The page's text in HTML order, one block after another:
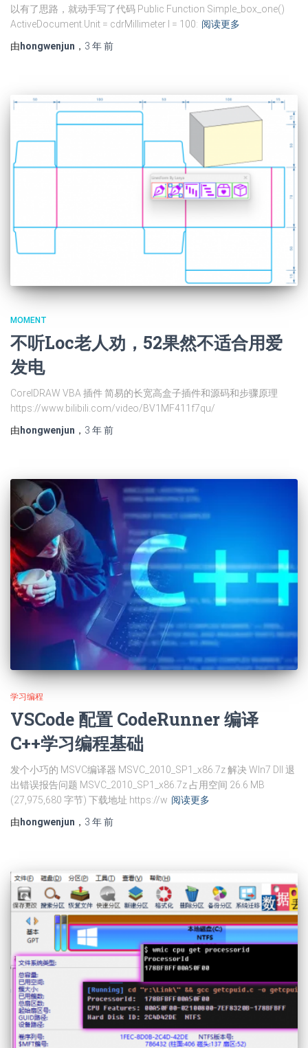
以有了思路，就动手写了代码 Public Function Simple_box_one()
ActiveDocument.Unit = cdrMillimeter l = 100: 阅读更多
由 hongwenjun ， 3 年前
MOMENT
不听Loc老人劝，52果然不适合用爱
发电
CorelDRAW VBA 插件 简易的长宽高盒子插件和源码和步骤原理
https://www.bilibili.com/video/BV1MF411f7qu/
由 hongwenjun ， 3 年前
学习编程
VSCode 配置 CodeRunner 编译
C++学习编程基础
发个小巧的 MSVC编译器 MSVC_2010_SP1_x86.7z 解决 WIn7 Dll 退
出错误报告问题 MSVC_2010_SP1_x86.7z 占用空间 26.6 MB
(27,975,680 字节) 下载地址 https://w 阅读更多
由 hongwenjun ， 3 年前